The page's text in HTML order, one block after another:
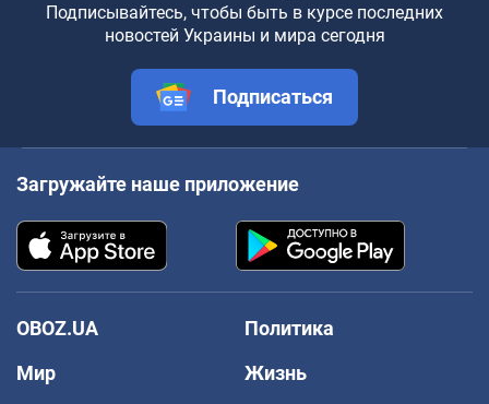
Подписывайтесь, чтобы быть в курсе последних
новостей Украины и мира сегодня
Подписаться
Загружайте наше приложение
OBOZ.UA
Политика
Мир
Жизнь